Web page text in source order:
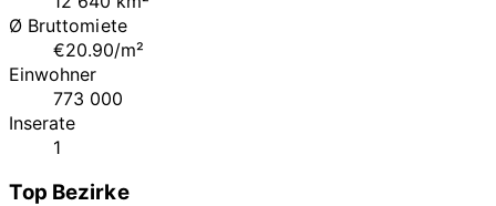
Ø Bruttomiete
€20.90/m²
Einwohner
773 000
Inserate
1
Top Bezirke